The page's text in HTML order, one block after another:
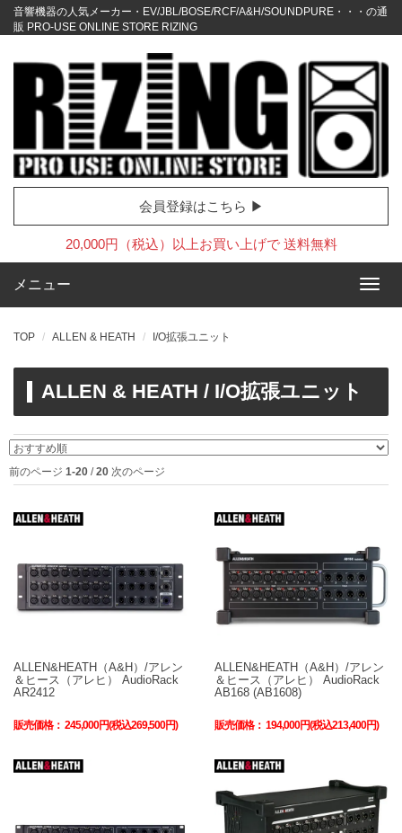
音響機器の人気メーカー・EV/JBL/BOSE/RCF/A&H/SOUNDPURE・・・の通
販 PRO-USE ONLINE STORE RIZING
会員登録はこちら ▶
20,000円（税込）以上お買い上げで 送料無料
メニュー
TOP ALLEN & HEATH I/O拡張ユニット
ALLEN & HEATH / I/O拡張ユニット
前のページ 1-20 /20 次のページ
ALLEN&HEATH（A&H）/アレン
＆ヒース（アレヒ） AudioRack
AR2412
販売価格： 245,000円(税込269,500円)
ALLEN&HEATH（A&H）/アレン
＆ヒース（アレヒ） AudioRack
AB168 (AB1608)
販売価格： 194,000円(税込213,400円)